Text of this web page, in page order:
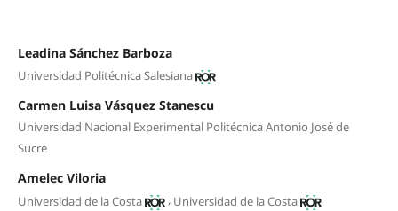
Leadina Sánchez Barboza
Universidad Politécnica Salesiana
Carmen Luisa Vásquez Stanescu
Universidad Nacional Experimental Politécnica Antonio José de
Sucre
Amelec Viloria
Universidad de la Costa , Universidad de la Costa